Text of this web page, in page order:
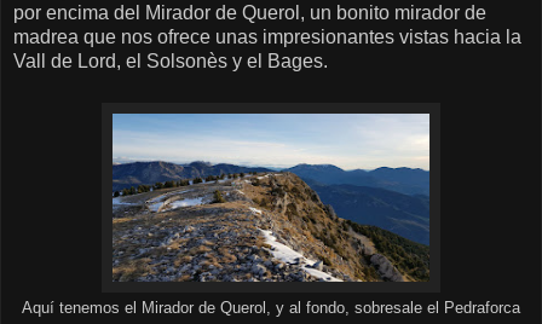
por encima del Mirador de Querol, un bonito mirador de
madrea que nos ofrece unas impresionantes vistas hacia la
Vall de Lord, el Solsonès y el Bages.
Aquí tenemos el Mirador de Querol, y al fondo, sobresale el Pedraforca